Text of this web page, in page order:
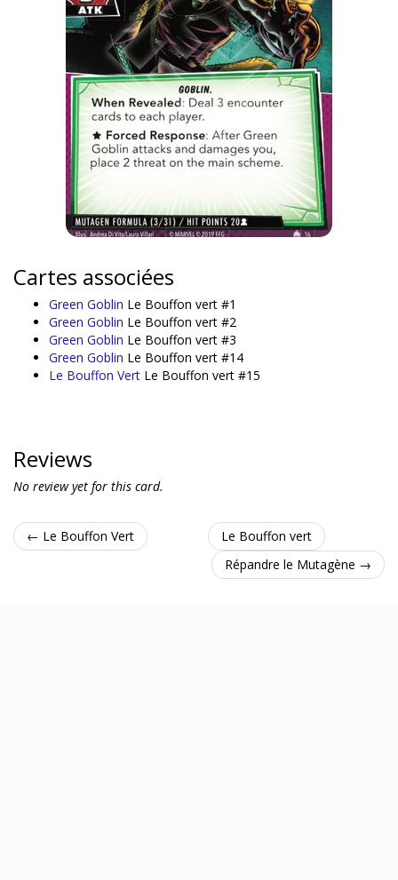
Cartes associées
Green Goblin Le Bouffon vert #1
Green Goblin Le Bouffon vert #2
Green Goblin Le Bouffon vert #3
Green Goblin Le Bouffon vert #14
Le Bouffon Vert Le Bouffon vert #15
Reviews
No review yet for this card.
← Le Bouffon Vert
Le Bouffon vert
Répandre le Mutagène →